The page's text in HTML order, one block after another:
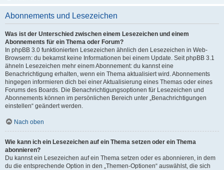
Abonnements und Lesezeichen
Was ist der Unterschied zwischen einem Lesezeichen und einem
Abonnements für ein Thema oder Forum?
In phpBB 3.0 funktionierten Lesezeichen ähnlich den Lesezeichen in Web-
Browsern: du bekamst keine Informationen bei einem Update. Seit phpBB 3.1
ähneln Lesezeichen mehr einem Abonnement: du kannst eine
Benachrichtigung erhalten, wenn ein Thema aktualisiert wird. Abonnements
hingegen informieren dich bei einer Aktualisierung eines Themas oder eines
Forums des Boards. Die Benachrichtigungsoptionen für Lesezeichen und
Abonnements können im persönlichen Bereich unter „Benachrichtigungen
einstellen“ geändert werden.
Nach oben
Wie kann ich ein Lesezeichen auf ein Thema setzen oder ein Thema
abonnieren?
Du kannst ein Lesezeichen auf ein Thema setzen oder es abonnieren, in dem
du die entsprechende Option in den „Themen-Optionen“ auswählst, die sich